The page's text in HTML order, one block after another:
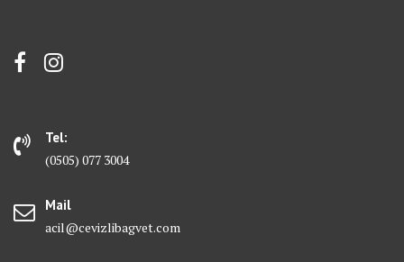
Tel:
(0505) 077 3004
Mail
acil@cevizlibagvet.com